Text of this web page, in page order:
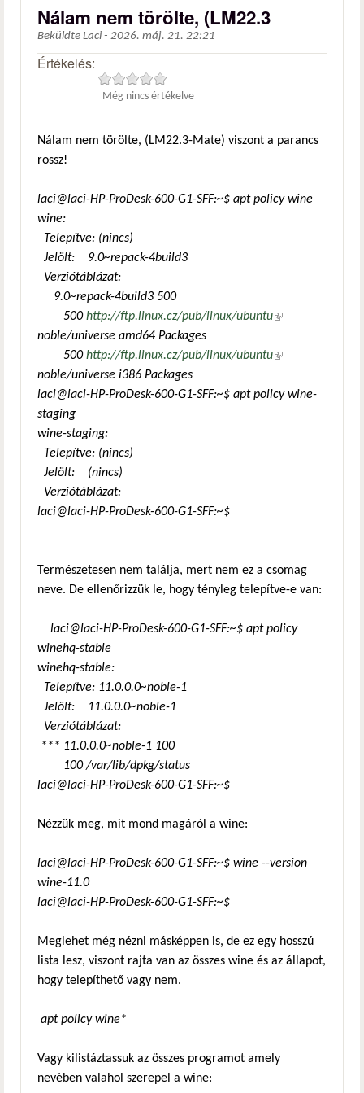
Nálam nem törölte, (LM22.3
Beküldte Laci - 2026. máj. 21. 22:21
Értékelés:
Még nincs értékelve
Nálam nem törölte, (LM22.3-Mate) viszont a parancs
rossz!
laci@laci-HP-ProDesk-600-G1-SFF:~$ apt policy wine
wine:
Telepítve: (nincs)
Jelölt: 9.0~repack-4build3
Verziótáblázat:
9.0~repack-4build3 500
500http://ftp.linux.cz/pub/linux/ubuntu(külső
noble/universe amd64 Packages
500http://ftp.linux.cz/pub/linux/ubuntu(külső
noble/universe i386 Packages
laci@laci-HP-ProDesk-600-G1-SFF:~$ apt policy wine-
staging
wine-staging:
Telepítve: (nincs)
Jelölt: (nincs)
Verziótáblázat:
laci@laci-HP-ProDesk-600-G1-SFF:~$
Természetesen nem találja, mert nem ez a csomag
neve. De ellenőrizzük le, hogy tényleg telepítve-e van:
laci@laci-HP-ProDesk-600-G1-SFF:~$ apt policy
winehq-stable
winehq-stable:
Telepítve: 11.0.0.0~noble-1
Jelölt: 11.0.0.0~noble-1
Verziótáblázat:
*** 11.0.0.0~noble-1 100
100 /var/lib/dpkg/status
laci@laci-HP-ProDesk-600-G1-SFF:~$
Nézzük meg, mit mond magáról a wine:
laci@laci-HP-ProDesk-600-G1-SFF:~$ wine --version
wine-11.0
laci@laci-HP-ProDesk-600-G1-SFF:~$
Meglehet még nézni másképpen is, de ez egy hosszú
lista lesz, viszont rajta van az összes wine és az állapot,
hogy telepíthető vagy nem.
apt policy wine*
Vagy kilistáztassuk az összes programot amely
nevében valahol szerepel a wine: